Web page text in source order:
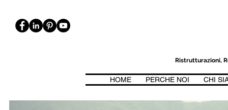
Ristrutturazioni,
HOME PERCHE NOI CHI